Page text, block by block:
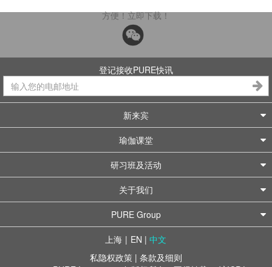
方便！立即下载！
登记接收PURE快讯
新来宾
瑜伽课堂
研习班及活动
关于我们
PURE Group
上海 | EN | 中文
私隐权政策 | 条款及细则